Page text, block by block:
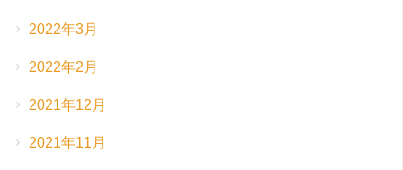
2022年3月
2022年2月
2021年12月
2021年11月